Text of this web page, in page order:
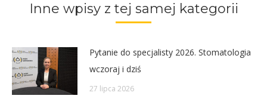
Inne wpisy z tej samej kategorii
Pytanie do specjalisty 2026. Stomatologia
wczoraj i dziś
27 lipca 2026